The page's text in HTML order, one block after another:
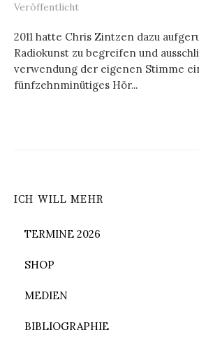
Veröffentlicht
2011 hatte Chris Zintzen dazu
Radiokunst zu begreifen und
verwendung der eigenen Stimme
fünfzehnminütiges Hör...
ICH WILL MEHR
TERMINE 2026
SHOP
MEDIEN
BIBLIOGRAPHIE